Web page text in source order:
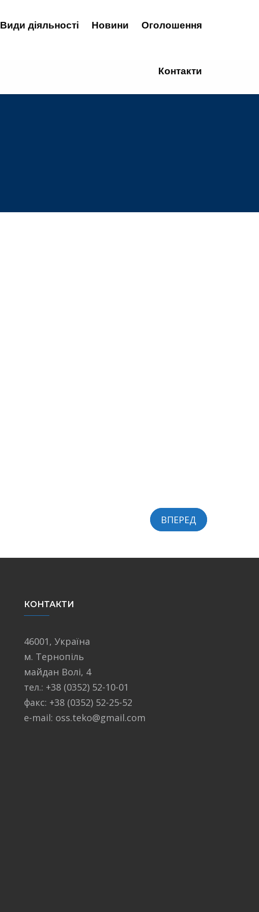
Види діяльності Новини Оголошення
Контакти
ВПЕРЕД
КОНТАКТИ
46001, Україна
м. Тернопіль
майдан Волі, 4
тел.: +38 (0352) 52-10-01
факс: +38 (0352) 52-25-52
e-mail: oss.teko@gmail.com